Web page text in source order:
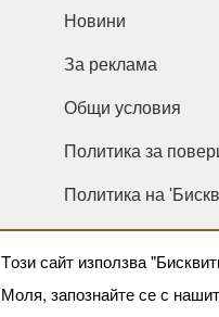
Tози сайт използва
Моля, запознайте се с
Новини
За реклама
Общи условия
Политика за
Политика на